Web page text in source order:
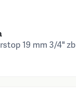
19 mm 3/4" zb